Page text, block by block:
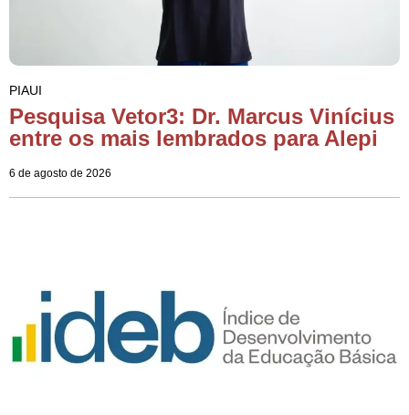
PIAUI
Pesquisa Vetor3: Dr. Marcus Vinícius
entre os mais lembrados para Alepi
6 de agosto de 2026